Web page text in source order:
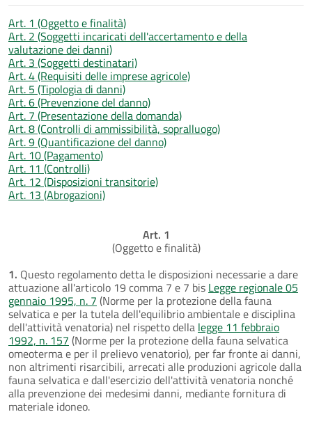
Art. 1 (Oggetto e finalità)
Art. 2 (Soggetti incaricati dell'accertamento e della
valutazione dei danni)
Art. 3 (Soggetti destinatari)
Art. 4 (Requisiti delle imprese agricole)
Art. 5 (Tipologia di danni)
Art. 6 (Prevenzione del danno)
Art. 7 (Presentazione della domanda)
Art. 8 (Controlli di ammissibilità, sopralluogo)
Art. 9 (Quantificazione del danno)
Art. 10 (Pagamento)
Art. 11 (Controlli)
Art. 12 (Disposizioni transitorie)
Art. 13 (Abrogazioni)
Art. 1
(Oggetto e finalità)
1. Questo regolamento detta le disposizioni necessarie a dare
attuazione all'articolo 19 comma 7 e 7 bis Legge regionale 05
gennaio 1995, n. 7 (Norme per la protezione della fauna
selvatica e per la tutela dell'equilibrio ambientale e disciplina
dell'attività venatoria) nel rispetto della legge 11 febbraio
1992, n. 157 (Norme per la protezione della fauna selvatica
omeoterma e per il prelievo venatorio), per far fronte ai danni,
non altrimenti risarcibili, arrecati alle produzioni agricole dalla
fauna selvatica e dall'esercizio dell'attività venatoria nonché
alla prevenzione dei medesimi danni, mediante fornitura di
materiale idoneo.